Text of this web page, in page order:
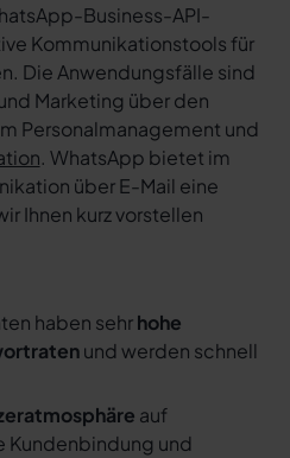
Business-API-
Kommunikationstools für
Die Anwendungsfälle sind
Marketing über den
Personalmanagement und
. WhatsApp bietet im
über E-Mail eine
Ihnen kurz vorstellen
haben sehrhohe
und werden schnell
auf
Kundenbindung und